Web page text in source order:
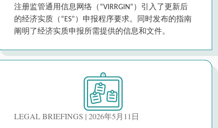
注册监管通用信息网络（“VIRRGIN”）引入了更新后
的经济实质（“ES”）申报程序要求。同时发布的指南
阐明了经济实质申报所需提供的信息和文件。
LEGAL BRIEFINGS | 2026年5月11日